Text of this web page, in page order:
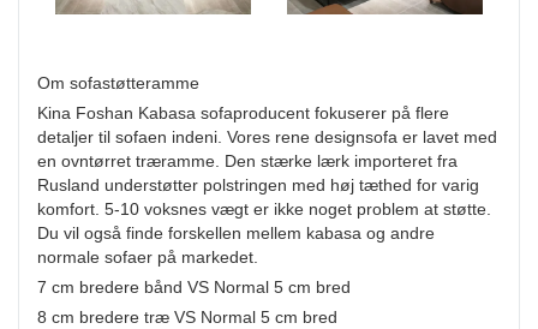
Om sofastøtteramme
Kina Foshan Kabasa sofaproducent fokuserer på flere
detaljer til sofaen indeni. Vores rene designsofa er lavet med
en ovntørret træramme. Den stærke lærk importeret fra
Rusland understøtter polstringen med høj tæthed for varig
komfort. 5-10 voksnes vægt er ikke noget problem at støtte.
Du vil også finde forskellen mellem kabasa og andre
normale sofaer på markedet.
7 cm bredere bånd VS Normal 5 cm bred
8 cm bredere træ VS Normal 5 cm bred